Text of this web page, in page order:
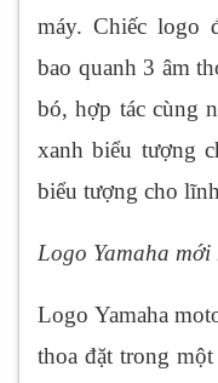
máy. Chiếc logo
bao quanh 3 âm
bó, hợp tác cùng
xanh biểu tượng
biểu tượng cho
Logo Yamaha
Logo Yamaha
thoa đặt trong